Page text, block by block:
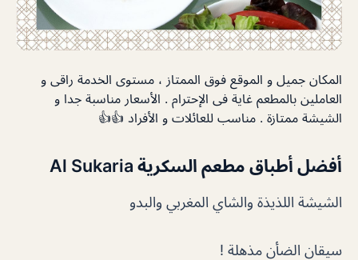
المكان جميل و الموقع فوق الممتاز ، مستوى الخدمة راقى و
العاملين بالمطعم غاية فى الإحترام . الأسعار مناسبة جدا و
الشيشة ممتازة . مناسب للعائلات و الأفراد 👍👍
أفضل أطباق مطعم السكرية Al Sukaria
الشيشة اللذيذة والشاي المغربي والبدو
سيقان الضأن مذهلة !